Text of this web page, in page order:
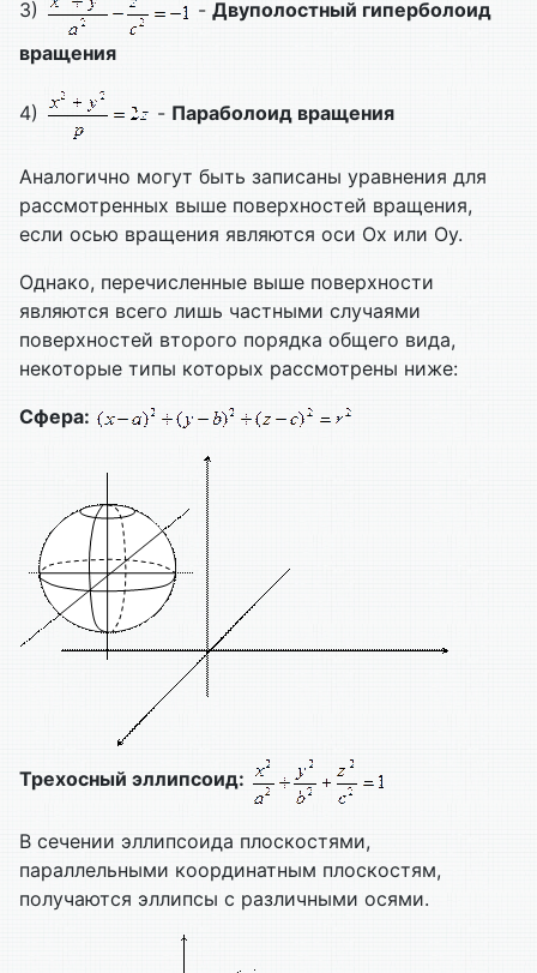
3) - Двуполостный гиперболоид
вращения
4) - Параболоид вращения
Аналогично могут быть записаны уравнения для
рассмотренных выше поверхностей вращения,
если осью вращения являются оси Ох или Оу.
Однако, перечисленные выше поверхности
являются всего лишь частными случаями
поверхностей второго порядка общего вида,
некоторые типы которых рассмотрены ниже:
Сфера:
Трехосный эллипсоид:
В сечении эллипсоида плоскостями,
параллельными координатным плоскостям,
получаются эллипсы с различными осями.